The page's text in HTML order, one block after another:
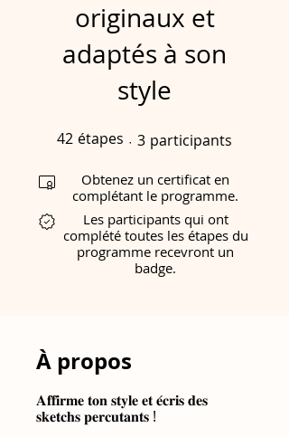
originaux et
adaptés à son
style
42 étapes 42 étapes
3 participants
Obtenez un certificat en
complétant le programme.
Les participants qui ont
complété toutes les étapes du
programme recevront un
badge.
À propos
𝐀𝐟𝐟𝐢𝐫𝐦𝐞 𝐭𝐨𝐧 𝐬𝐭𝐲𝐥𝐞 𝐞𝐭 𝐞́𝐜𝐫𝐢𝐬 𝐝𝐞𝐬
𝐬𝐤𝐞𝐭𝐜𝐡𝐬 𝐩𝐞𝐫𝐜𝐮𝐭𝐚𝐧𝐭𝐬 !